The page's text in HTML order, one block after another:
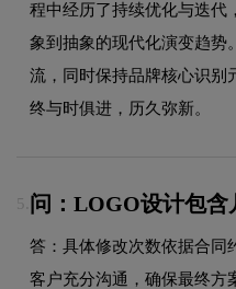
程中经历了持续优化与迭代
象到抽象的现代化演变趋势
流，同时保持品牌核心识别
终与时俱进，历久弥新。
5. 问：LOGO设计包含
答：具体修改次数依据合同
客户充分沟通，确保最终方